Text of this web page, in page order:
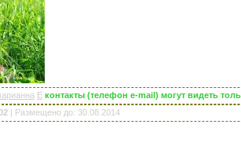
E контакты (телефон e-mail) могут видеть
| Размещено до: 30.08.2014